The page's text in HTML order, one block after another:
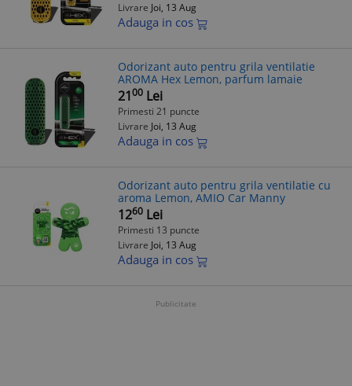
Livrare Joi, 13 Aug
Adauga in cos
Odorizant auto pentru grila ventilatie
AROMA Hex Lemon, parfum lamaie
2100 Lei
Primesti 21 puncte
Livrare Joi, 13 Aug
Adauga in cos
Odorizant auto pentru grila ventilatie cu
aroma Lemon, AMIO Car Manny
1260 Lei
Primesti 13 puncte
Livrare Joi, 13 Aug
Adauga in cos
Publicitate